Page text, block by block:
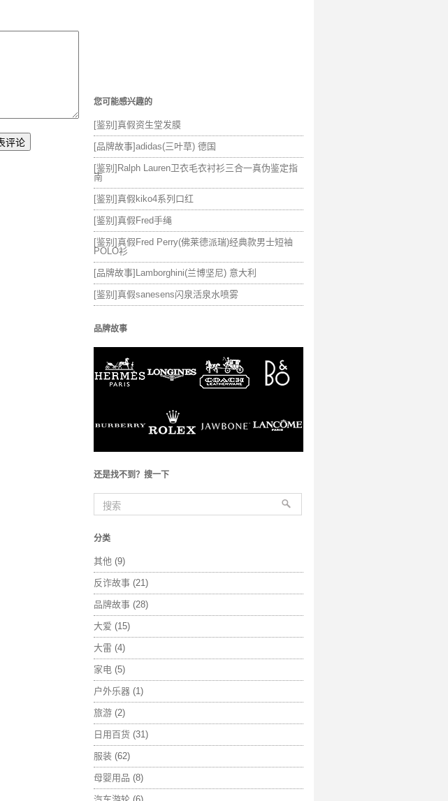
您可能感兴趣的
[鉴别]真假资生堂发膜
[品牌故事]adidas(三叶草) 德国
[鉴别]Ralph Lauren卫衣毛衣衬衫三合一真伪鉴定指
南
[鉴别]真假kiko4系列口红
[鉴别]真假Fred手绳
[鉴别]真假Fred Perry(佛莱德派瑞)经典款男士短袖
POLO衫
[品牌故事]Lamborghini(兰博坚尼) 意大利
[鉴别]真假sanesens闪泉活泉水喷雾
品牌故事
还是找不到？搜一下
分类
其他 (9)
反诈故事 (21)
品牌故事 (28)
大爱 (15)
大雷 (4)
家电 (5)
户外乐器 (1)
旅游 (2)
日用百货 (31)
服装 (62)
母婴用品 (8)
汽车游轮 (6)